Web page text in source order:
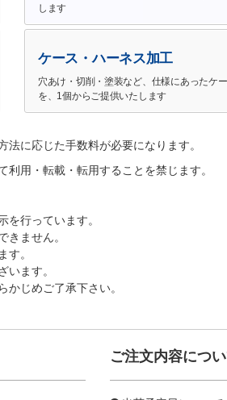
します
ケース・ハーネス加工
穴あけ・切削・塗装など、仕様にあったケ
を、1個からご提供いたします
に応じた手数料が必要になります。
用・転載・転用することを禁じます。
行っています。
きません。
す。
います。
じめご了承下さい。
ご注文内容につ